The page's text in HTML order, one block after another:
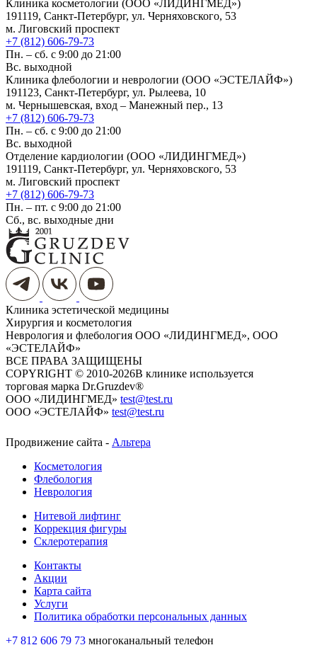
Клиника косметологии (ООО «ЛИДИНГМЕД»)
191119, Санкт-Петербург, ул. Черняховского, 53
м. Лиговский проспект
+7 (812) 606-79-73
Пн. – сб. с 9:00 до 21:00
Вс. выходной
Клиника флебологии и неврологии (ООО «ЭСТЕЛАЙФ»)
191123, Санкт-Петербург, ул. Рылеева, 10
м. Чернышевская, вход – Манежный пер., 13
+7 (812) 606-79-73
Пн. – сб. с 9:00 до 21:00
Вс. выходной
Отделение кардиологии (ООО «ЛИДИНГМЕД»)
191119, Санкт-Петербург, ул. Черняховского, 53
м. Лиговский проспект
+7 (812) 606-79-73
Пн. – пт. с 9:00 до 21:00
Сб., вс. выходные дни
Клиника эстетической медицины
Хирургия и косметология
Неврология и флебология ООО «ЛИДИНГМЕД», ООО
«ЭСТЕЛАЙФ»
ВСЕ ПРАВА ЗАЩИЩЕНЫ
COPYRIGHT © 2010-2026​​​​​​​В клинике используется
торговая марка Dr.Gruzdev®
ООО «ЛИДИНГМЕД» test@test.ru
ООО «ЭСТЕЛАЙФ» test@test.ru
Продвижение сайта - Альтера
Косметология
Флебология
Неврология
Нитевой лифтинг
Коррекция фигуры
Склеротерапия
Контакты
Акции
Карта сайта
Услуги
Политика обработки персональных данных
+7 812 606 79 73 многоканальный телефон